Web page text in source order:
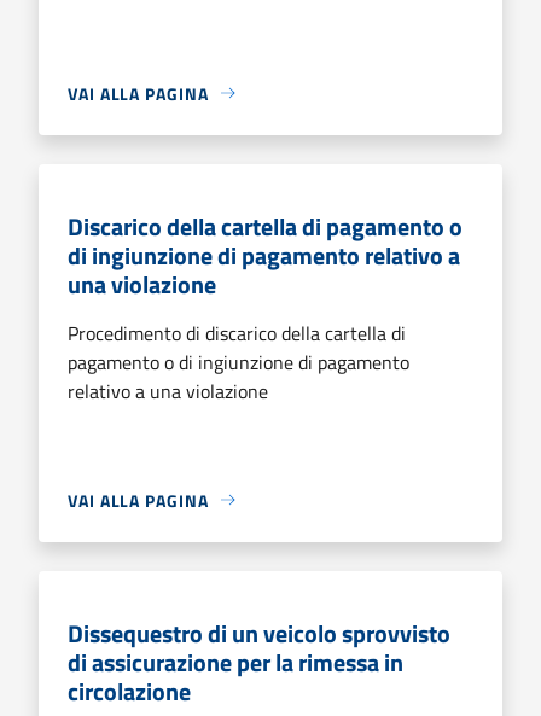
VAI ALLA PAGINA
Discarico della cartella di pagamento o
di ingiunzione di pagamento relativo a
una violazione
Procedimento di discarico della cartella di
pagamento o di ingiunzione di pagamento
relativo a una violazione
VAI ALLA PAGINA
Dissequestro di un veicolo sprovvisto
di assicurazione per la rimessa in
circolazione